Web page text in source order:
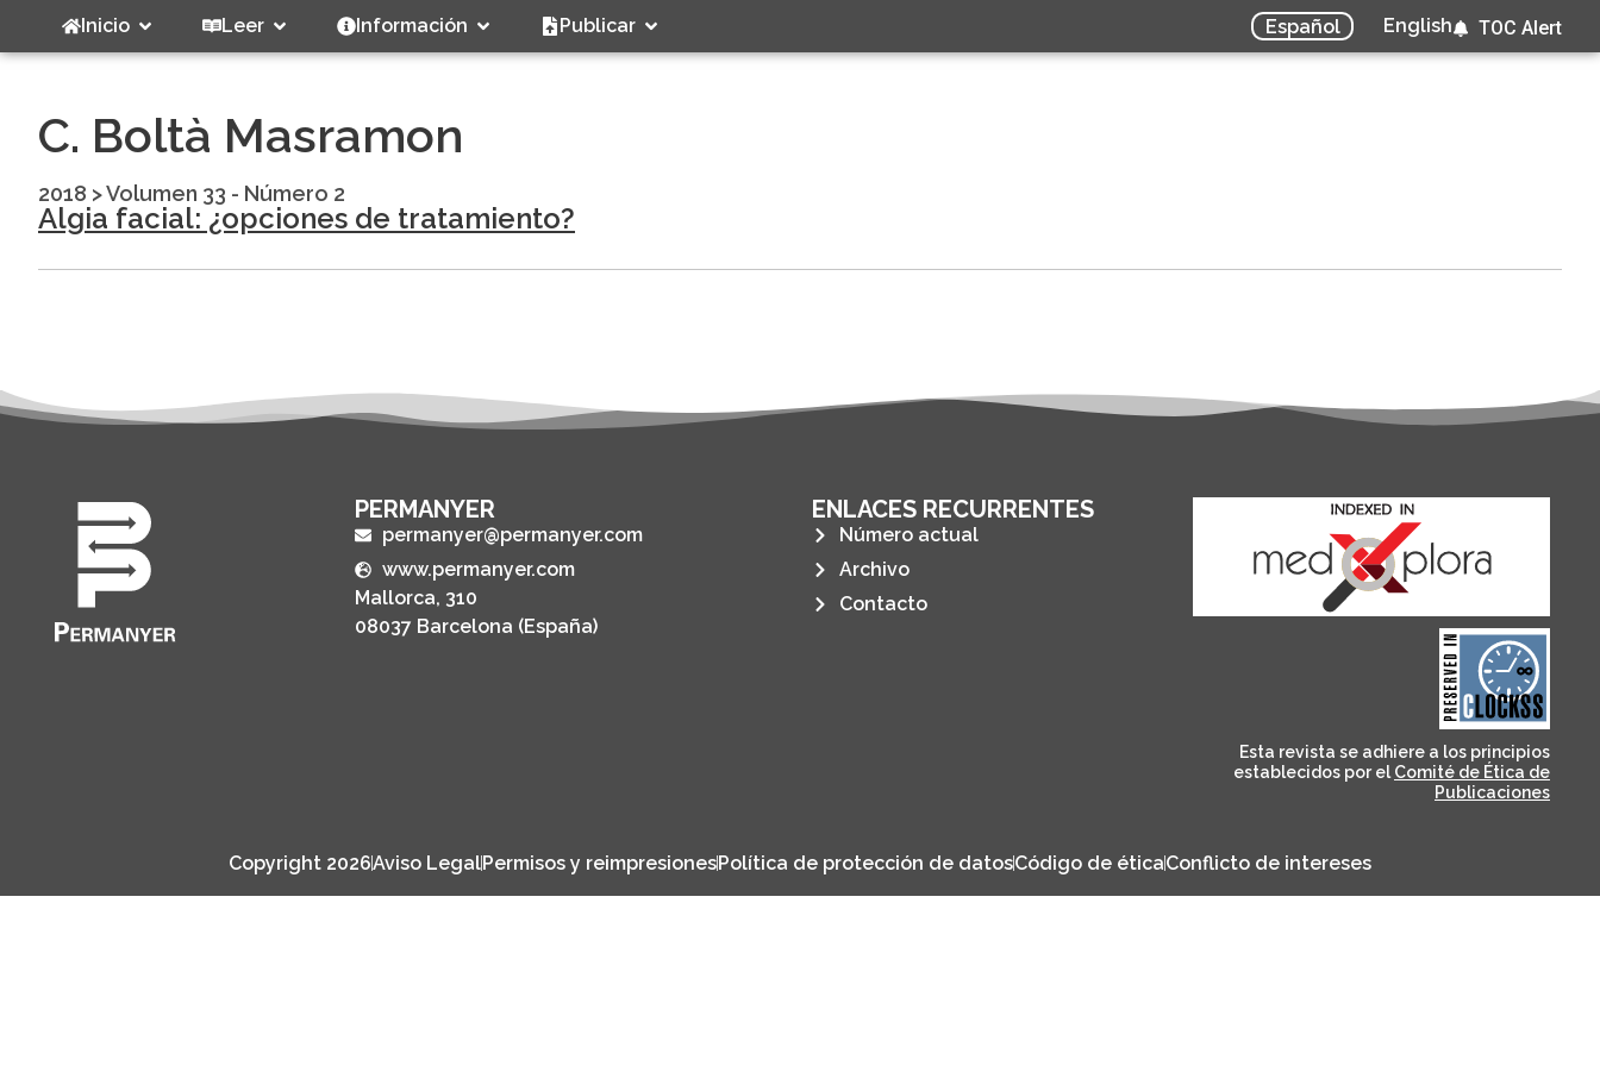
Inicio Leer Información Publicar Español English TOC Alert
C. Boltà Masramon
2018 >Volumen 33 - Número 2
Algia facial: ¿opciones de tratamiento?
PERMANYER
permanyer@permanyer.com
www.permanyer.com
Mallorca, 310
08037 Barcelona (España)
ENLACES RECURRENTES
Número actual
Archivo
Contacto
CLOCKSS is a dak archive
that ensures the long-
term survival of web-
based scholary
publications, governed by
and for its stakeholders.
Esta revista se adhiere a los principios
establecidos por el Comité de Ética de
Publicaciones
Copyright 2026Aviso LegalPermisos y reimpresionesPolítica de protección de datosCódigo de éticaConflicto de intereses